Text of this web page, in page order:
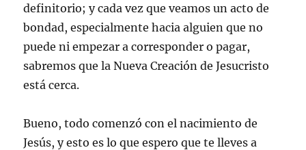
definitorio; y cada vez que veamos un acto de
bondad, especialmente hacia alguien que no
puede ni empezar a corresponder o pagar,
sabremos que la Nueva Creación de Jesucristo
está cerca.
Bueno, todo comenzó con el nacimiento de
Jesús, y esto es lo que espero que te lleves a